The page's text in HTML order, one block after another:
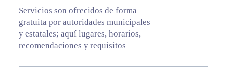
Servicios son ofrecidos de forma
gratuita por autoridades municipales
y estatales; aquí lugares, horarios,
recomendaciones y requisitos